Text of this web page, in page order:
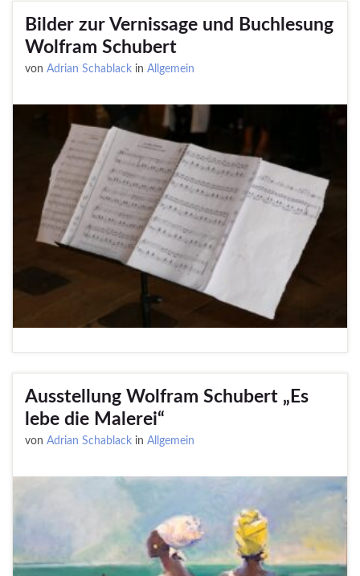
Bilder zur Vernissage und Buchlesung
Wolfram Schubert
von Adrian Schablack in Allgemein
Ausstellung Wolfram Schubert „Es
lebe die Malerei“
von Adrian Schablack in Allgemein